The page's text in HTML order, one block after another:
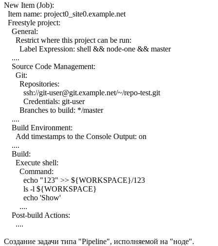
New Item (Job):
Item name: project0_site0.example.net
Freestyle project:
General:
Restrict where this project can be run:
Label Expression: shell && node-one && master
....
Source Code Management:
Git:
Repositories:
ssh://git-user@git.example.net/~/repo-test.git
Credentials: git-user
Branches to build: */master
....
Build Environment:
Add timestamps to the Console Output: on
....
Build:
Execute shell:
Command:
echo "123" >> ${WORKSPACE}/123
ls -l ${WORKSPACE}
echo 'Show'
....
Post-build Actions:
....
Создание задачи типа "Pipeline", исполняемой на "ноде".